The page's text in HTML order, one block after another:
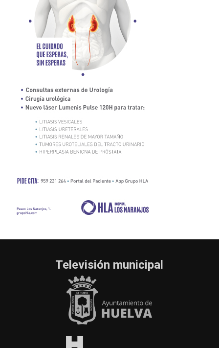
Televisión municipal